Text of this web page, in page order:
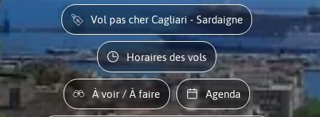
Vol pas cher Cagliari - Sardaigne
Horaires des vols
À voir / À faire Agenda